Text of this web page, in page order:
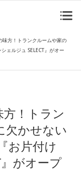
味方！トランクルームや家の
ェルジュ SELECT』がオー
！ トラン
欠かせない
『お片付け
がオープ